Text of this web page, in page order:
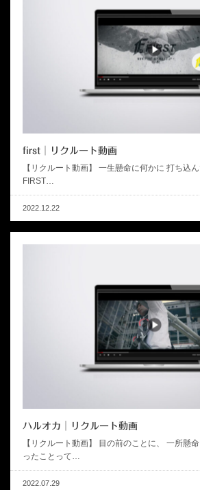
first│リクルート動画
【リクルート動画】 一生懸命に何かに 打ち込
FIRST…
2022.12.22
ハルオカ│リクルート動画
【リクルート動画】 目の前のことに、 一所懸
ったことって…
2022.07.29